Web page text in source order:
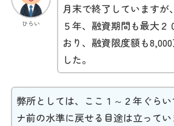
ひらい
月末で終了していますが
５年、融資期間も最大２
おり、融資限度額も
した。
弊所としては、ここ１～２年ぐらい
ナ前の水準に戻せる目途は立って